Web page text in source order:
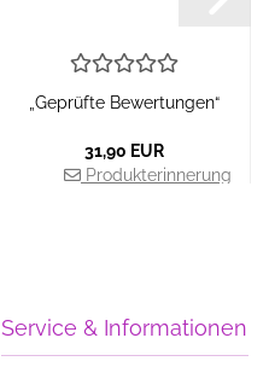
„Geprüfte Bewertungen“
31,90 EUR
Produkterinnerung
Service & Informationen